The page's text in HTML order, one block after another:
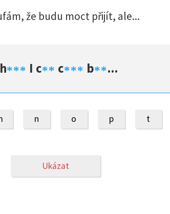
že budu moct přijít, ale...
*** I c** c*** b**...
n o p t
Ukázat